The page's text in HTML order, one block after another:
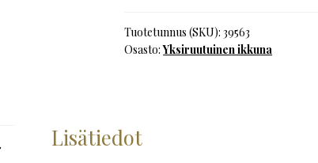
L49
määrä
Tuotetunnus (SKU):39563
Osasto:Yksiruutuinen ikkuna
Lisätiedot